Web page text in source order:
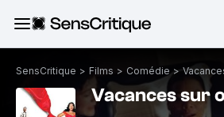
SensCritique > Films > Comédie >
Vacances sur